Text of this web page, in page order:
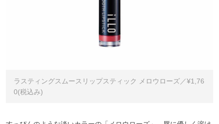
ラスティングスムースリップスティック メロウローズ／¥1,76
0(税込み)